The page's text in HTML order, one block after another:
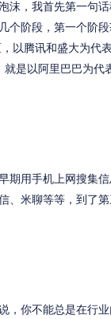
沫，我首先第一句
个阶段，第一个阶
以腾讯和盛大为代
是以阿里巴巴为代
期用手机上网搜集
、米聊等等，到了
，你不能总是在行